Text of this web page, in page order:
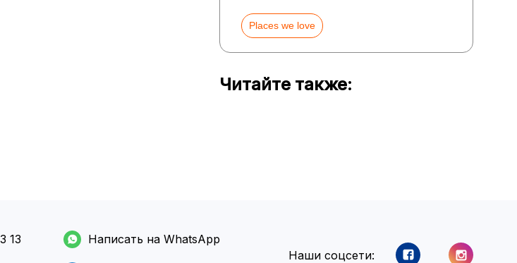
Places we love
Читайте также:
13 Написать на WhatsApp
Наши соцсети: